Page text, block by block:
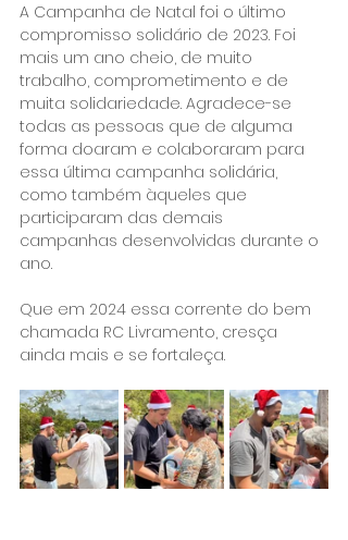
A Campanha de Natal foi o último
compromisso solidário de 2023. Foi
mais um ano cheio, de muito
trabalho, comprometimento e de
muita solidariedade. Agradece-se
todas as pessoas que de alguma
forma doaram e colaboraram para
essa última campanha solidária,
como também àqueles que
participaram das demais
campanhas desenvolvidas durante o
ano.
Que em 2024 essa corrente do bem
chamada RC Livramento, cresça
ainda mais e se fortaleça.